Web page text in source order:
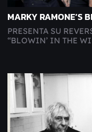
MARKY RAMONE’S
PRESENTA SU
“BLOWIN’ IN THE